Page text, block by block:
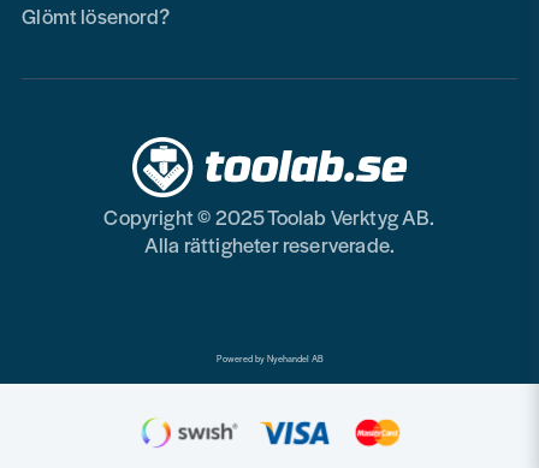
Glömt lösenord?
Copyright © 2025 Toolab Verktyg AB.
Alla rättigheter reserverade.
Powered by Nyehandel AB